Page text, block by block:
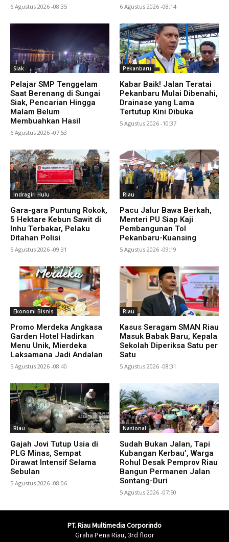
6 Agustus 2026 -08:35 6 Agustus 2026 -08:14
Siak
Pelajar SMP Tenggelam
Saat Berenang di Sungai
Siak, Pencarian Hingga
Malam Belum
Membuahkan Hasil
6 Agustus 2026 -07:53
Pekanbaru
Kabar Baik! Jalan Teratai
Pekanbaru Mulai Dibenahi,
Drainase yang Lama
Tertutup Kini Dibuka
5 Agustus 2026 -10:37
Indragiri Hulu
Gara-gara Puntung Rokok,
5 Hektare Kebun Sawit di
Inhu Terbakar, Pelaku
Ditahan Polisi
5 Agustus 2026 -09:31
Riau
Pacu Jalur Bawa Berkah,
Menteri PU Siap Kaji
Pembangunan Tol
Pekanbaru-Kuansing
5 Agustus 2026 -09:19
Ekonomi Bisnis
Promo Merdeka Angkasa
Garden Hotel Hadirkan
Menu Unik, Mierdeka
Laksamana Jadi Andalan
5 Agustus 2026 -08:40
Riau
Kasus Seragam SMAN Riau
Masuk Babak Baru, Kepala
Sekolah Diperiksa Satu per
Satu
5 Agustus 2026 -08:31
Riau
Gajah Jovi Tutup Usia di
PLG Minas, Sempat
Dirawat Intensif Selama
Sebulan
5 Agustus 2026 -08:06
Nasional
Sudah Bukan Jalan, Tapi
Kubangan Kerbau’, Warga
Rohul Desak Pemprov Riau
Bangun Permanen Jalan
Sontang-Duri
5 Agustus 2026 -07:50
PT. Riau Multimedia Corporindo
Graha Pena Riau, 3rd floor